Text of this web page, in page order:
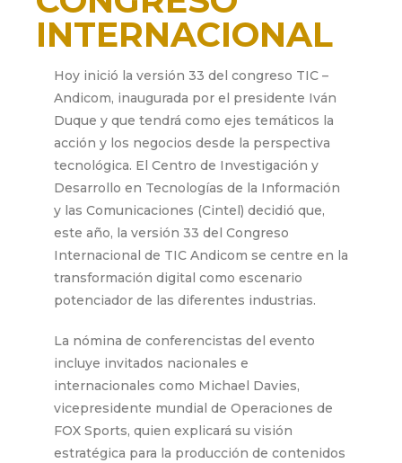
INTERNACIONAL
DE TIC ANDICOM
agosto 29, 2018
Hoy inició la versión 33 del congreso TIC –
Andicom, inaugurada por el presidente Iván
Duque y que tendrá como ejes temáticos la
acción y los negocios desde la perspectiva
tecnológica. El Centro de Investigación y
Desarrollo en Tecnologías de la Información
y las Comunicaciones (Cintel) decidió que,
este año, la versión 33 del Congreso
Internacional de TIC Andicom se centre en la
transformación digital como escenario
potenciador de las diferentes industrias.
La nómina de conferencistas del evento
incluye invitados nacionales e
internacionales como Michael Davies,
vicepresidente mundial de Operaciones de
FOX Sports, quien explicará su visión
estratégica para la producción de contenidos